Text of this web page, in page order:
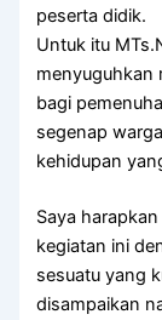
peserta didik.
Untuk itu
menyuguhkan
bagi
segenap
kehidupan
Saya
kegiatan ini
sesuatu yang
disampaikan